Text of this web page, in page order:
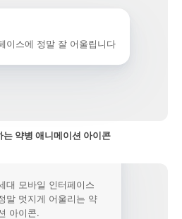
이스에 정말 잘 어울립니다
는 약병 애니메이션 아이콘
대 모바일 인터페이스
말 멋지게 어울리는 약
아이콘.